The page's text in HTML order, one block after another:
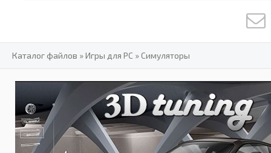
Каталог файлов »Игры для PC »Симуляторы